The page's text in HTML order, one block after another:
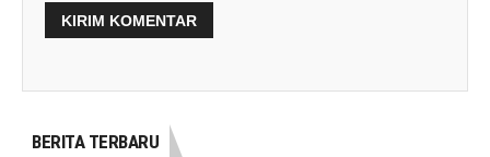
BERITA TERBARU